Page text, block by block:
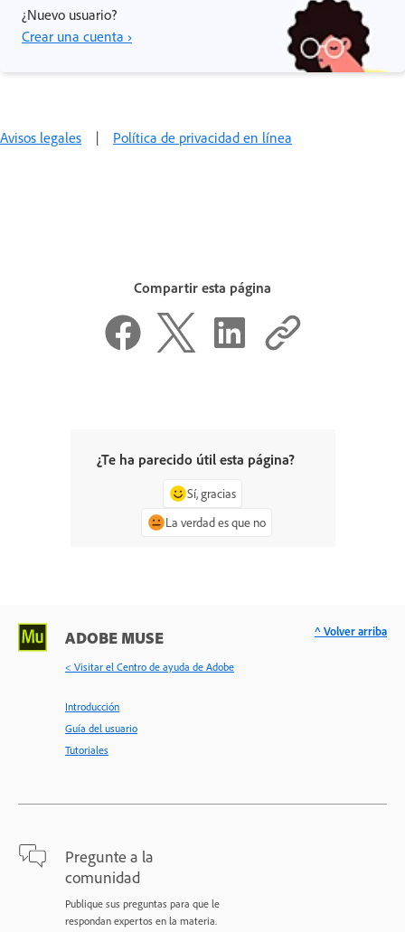
¿Nuevo usuario?
Crear una cuenta ›
Avisos legales | Política de privacidad en línea
Compartir esta página
¿Te ha parecido útil esta página?
Sí, gracias
La verdad es que no
ADOBE MUSE
< Visitar el Centro de ayuda de Adobe
Introducción
Guía del usuario
Tutoriales
Pregunte a la
comunidad
Publique sus preguntas para que le
respondan expertos en la materia.
^ Volver arriba